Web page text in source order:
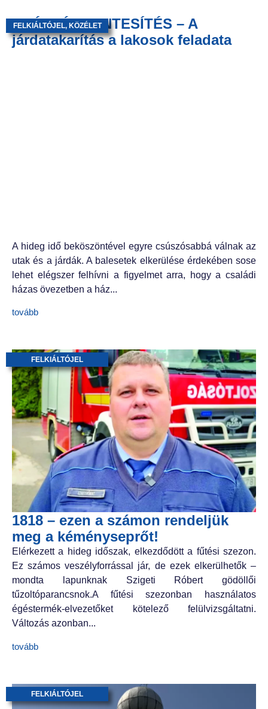
CSÚSZÁSMENTESÍTÉS – A
járdatakarítás a lakosok feladata
FELKIÁLTÓJEL, KÖZÉLET
A hideg idő beköszöntével egyre csúszósabbá válnak az
utak és a járdák. A balesetek elkerülése érdekében sose
lehet elégszer felhívni a figyelmet arra, hogy a családi
házas övezetben a ház...
tovább
1818 – ezen a számon rendeljük
meg a kéményseprőt!
FELKIÁLTÓJEL
Elérkezett a hideg időszak, elkezdődött a fűtési szezon.
Ez számos veszélyforrással jár, de ezek elkerülhetők –
mondta lapunknak Szigeti Róbert gödöllői
tűzoltóparancsnok.A fűtési szezonban használatos
égéstermék-elvezetőket kötelező felülvizsgáltatni.
Változás azonban...
tovább
FELKIÁLTÓJEL